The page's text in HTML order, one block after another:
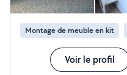
Montage de meuble en kit
Voir le profil